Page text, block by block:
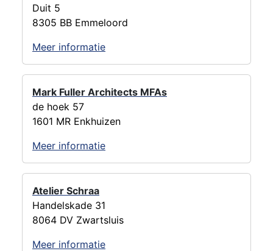
Duit 5
8305 BB Emmeloord
Meer informatie
Mark Fuller Architects MFAs
de hoek 57
1601 MR Enkhuizen
Meer informatie
Atelier Schraa
Handelskade 31
8064 DV Zwartsluis
Meer informatie